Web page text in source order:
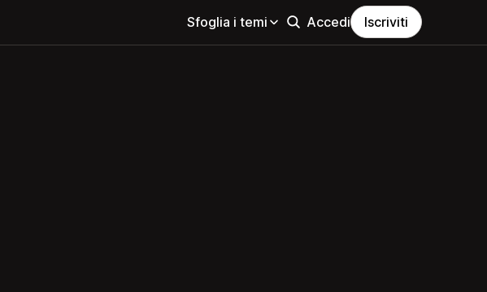
Sfoglia i temi Accedi Iscriviti